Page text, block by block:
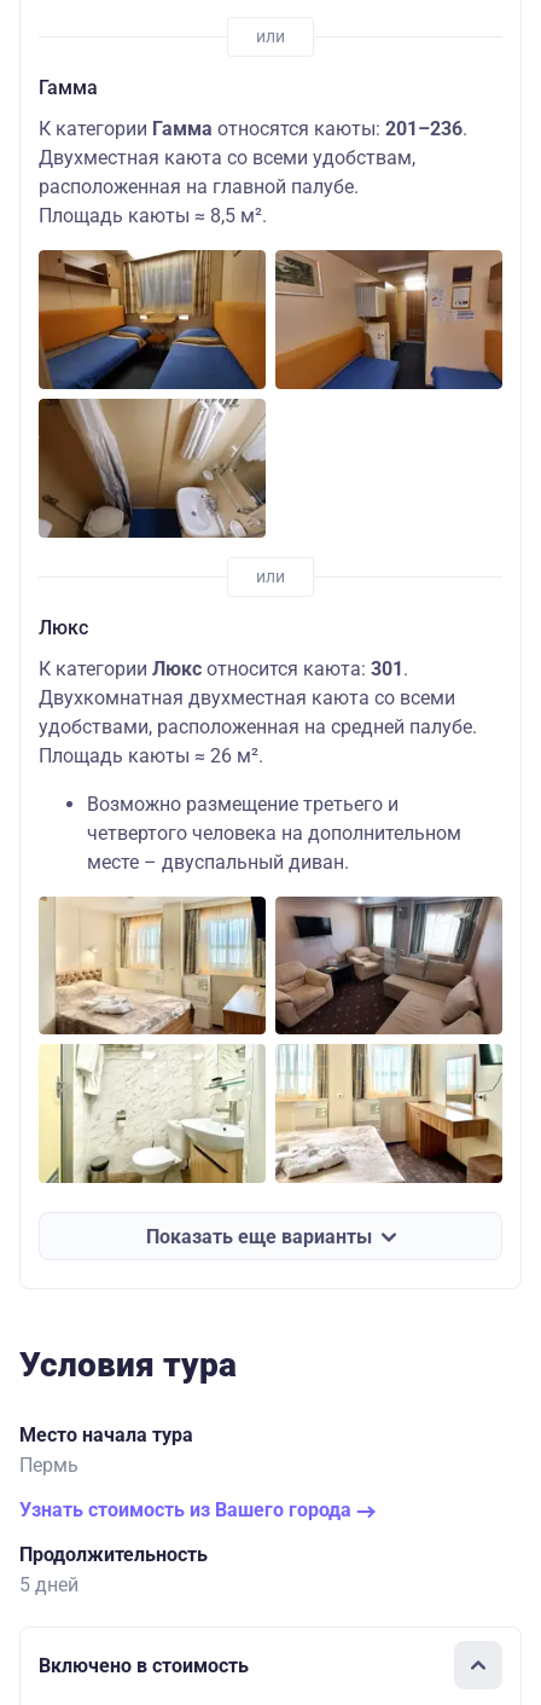
Гамма
К категории Гамма относятся каюты: 201–236.
Двухместная каюта со всеми удобствам,
расположенная на главной палубе.
Площадь каюты ≈ 8,5 м².
Люкс
К категории Люкс относится каюта: 301.
Двухкомнатная двухместная каюта со всеми
удобствами, расположенная на средней палубе.
Площадь каюты ≈ 26 м².
Возможно размещение третьего и
четвертого человека на дополнительном
месте – двуспальный диван.
Показать еще варианты
Условия тура
Место начала тура
Пермь
Узнать стоимость из Вашего города
Продолжительность
5 дней
Включено в стоимость